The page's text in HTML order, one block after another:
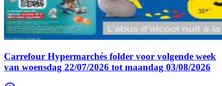
Carrefour Hypermarchés folder voor volgende week
van woensdag 22/07/2026 tot maandag 03/08/2026